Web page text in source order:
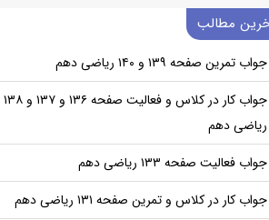
مطالب
جواب تمرین صفحه ۱۳۹ و ۱۴۰ ریاضی دهم
جواب کار در کلاس و فعالیت صفحه ۱۳۶ و ۱۳۷ و ۱۳۸
ریاضی دهم
جواب فعالیت صفحه ۱۳۳ ریاضی دهم
جواب کار در کلاس و تمرین صفحه ۱۳۱ ریاضی دهم